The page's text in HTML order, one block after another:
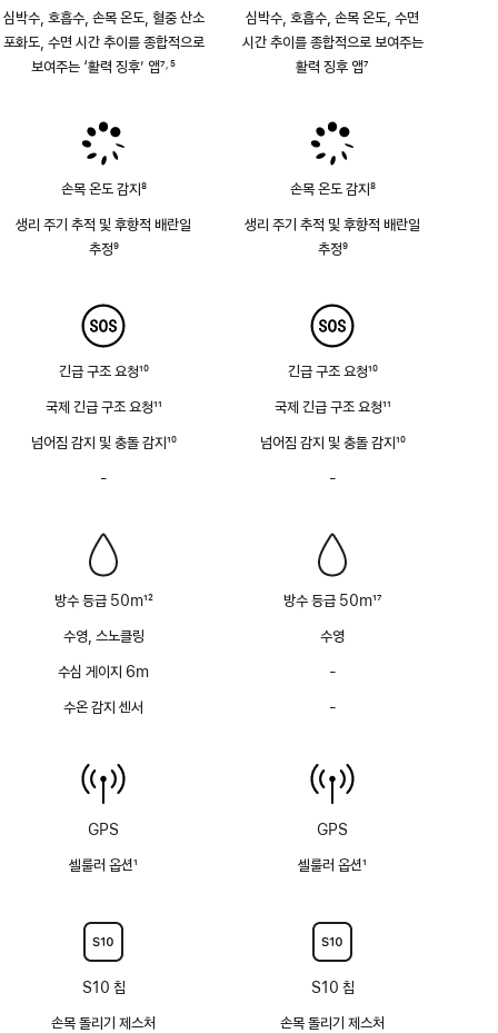
심박수, 호흡수, 손목 온도, 혈중 산소
포화도, 수면 시간 추이를 종합적으로
보여주는 ‘활력 징후’ 앱7 5
손목 온도 감지8
생리 주기 추적 및 후향적 배란일
추정9
긴급 구조 요청10
국제 긴급 구조 요청11
넘어짐 감지 및 충돌 감지10
-
방수 등급 50m12
수영, 스노클링
수심 게이지 6m
수온 감지 센서
GPS
셀룰러 옵션1
S10 칩
손목 돌리기 제스처
심박수, 호흡수, 손목 온도, 수면
시간 추이를 종합적으로 보여주는
활력 징후 앱7
손목 온도 감지8
생리 주기 추적 및 후향적 배란일
추정9
긴급 구조 요청10
국제 긴급 구조 요청11
넘어짐 감지 및 충돌 감지10
-
방수 등급 50m17
수영
-
없음
-
없음
GPS
셀룰러 옵션1
S10 칩
손목 돌리기 제스처